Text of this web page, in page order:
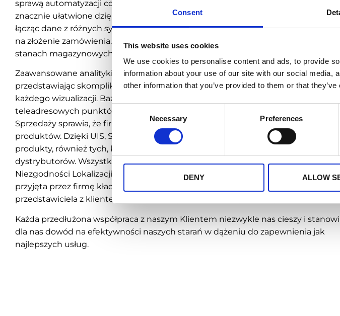
Consent
This website uses cookies
We use cookies to personalise content and ads, to provide
information about your use of our site with our social
other information that you’ve provided to them or that
Necessary Preferences
DENY ALLOW
sprawą automatyzacji codziennych procesów sprzedaży. Składanie zamówień jest
znacznie ułatwione dzięki wykorzystaniu platformy integracyjnej Integra, która
łącząc dane z różnych systemów dystrybutorów pozwala skrócić czas potrzebny
na złożenie zamówienia. Dostarcza przy tym na bieżąco pełnych informacji o
stanach magazynowych.
Zaawansowane analityki Biqsens pomagają w podejmowaniu ważny decyzji,
przedstawiając skomplikowane dane za pomocą przejrzystych i zrozumiałych dla
każdego wizualizacji. Baza zweryfikowanych i zawsze aktualnych danych
teleadresowych punktów sprzedaży Winpoint, w połączeniu z Usługą
Sprzedaży sprawia, że firma ma możliwość poznania pełnego obrazu rynku swoich
produktów. Dzięki UIS, Stock posiada wiedzę o wszystkich zamówieniach na
produkty, również tych, które sklepy czy lokale złożyły bezpośrednio u
dystrybutorów. Wszystkie te dane potwierdzone są fakturami. Raport
Niezgodności Lokalizacji pozwala natomiast zweryfikować, czy strategia
przyjęta przez firmę kładzie odpowiedni nacisk na bezpośredni kontakt
przedstawiciela z klientem i budowanie przez nich dobrych relacji.
Każda przedłużona współpraca z naszym Klientem niezwykle nas cieszy i stanowi
dla nas dowód na efektywności naszych starań w dążeniu do zapewnienia jak
najlepszych usług.